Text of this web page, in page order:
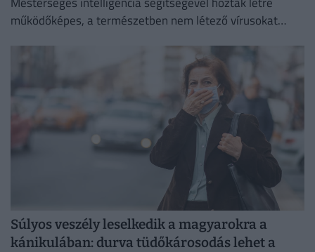
működőképes, a természetben nem létező vírusokat
Súlyos veszély leselkedik a magyarokra a
kánikulában: durva tüdőkárosodás lehet a